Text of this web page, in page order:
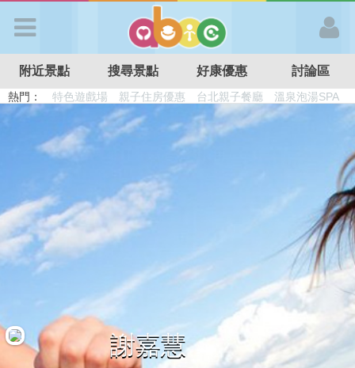
APP登入
首 頁
搜尋景點
好康優惠
最新留言
附近景點 搜尋景點 好康優惠 討論區
熱門：
謝嘉慧